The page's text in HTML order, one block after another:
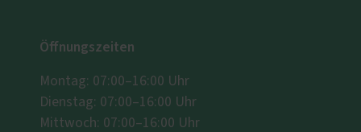
Öffnungszeiten
Montag: 07:00–16:00 Uhr
Dienstag: 07:00–16:00 Uhr
Mittwoch: 07:00–16:00 Uhr